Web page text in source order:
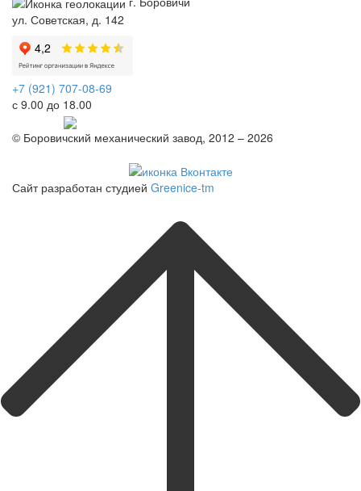
ул. Советская, д. 142
+7 (921) 707-08-69
с 9.00 до 18.00
© Боровичский механический завод, 2012 – 2026
Сайт разработан студией Greenice-tm